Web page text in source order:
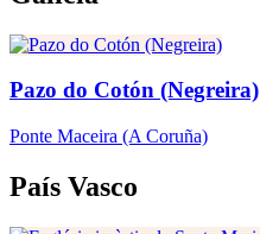
Pazo do Cotón (Negreira)
Ponte Maceira (A Coruña)
País Vasco